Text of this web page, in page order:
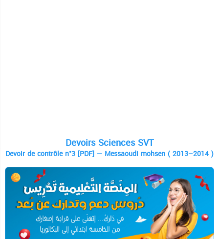
Devoirs Sciences SVT
Devoir de contrôle n°3 [PDF] — Messaoudi mohsen ( 2013–2014 )